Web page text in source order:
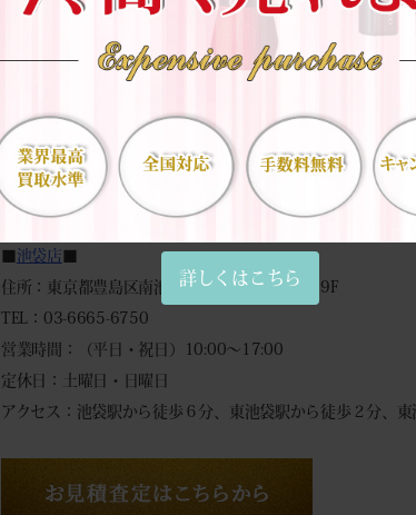
－－－－－－－－－－－－－－－－
住所：東京都渋谷区神宮前6-6-2 原宿ベルピアB1F
営業時間：（平日）10:00～18:00 （祝日）10:00～17:00
定休日：土曜日・日曜日
アクセス：明治神宮前駅から徒歩2分、原宿駅から徒歩5分
■池袋店■
住所：東京都豊島区南池袋2-48-3 VORT池袋II 9F
TEL：03-6665-6750
営業時間：（平日・祝日）10:00～17:00
定休日：土曜日・日曜日
アクセス：池袋駅から徒歩６分、東池袋駅から徒歩２分、
詳しくはこちら